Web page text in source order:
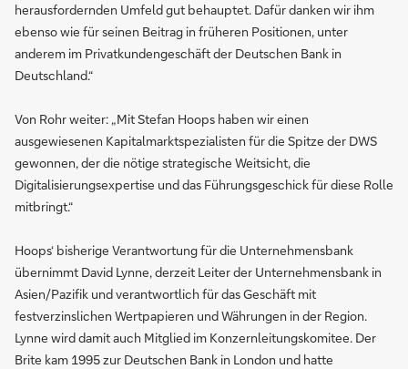
herausfordernden Umfeld gut behauptet. Dafür danken wir ihm
ebenso wie für seinen Beitrag in früheren Positionen, unter
anderem im Privatkundengeschäft der Deutschen Bank in
Deutschland.“
Von Rohr weiter: „Mit Stefan Hoops haben wir einen
ausgewiesenen Kapitalmarkt­spezialisten für die Spitze der DWS
gewonnen, der die nötige strategische Weitsicht, die
Digitalisierungsexpertise und das Führungsgeschick für diese Rolle
mitbringt.“
Hoops‘ bisherige Verantwortung für die Unternehmensbank
übernimmt David Lynne, derzeit Leiter der Unternehmensbank in
Asien/Pazifik und verantwortlich für das Geschäft mit
festverzinslichen Wertpapieren und Währungen in der Region.
Lynne wird damit auch Mitglied im Konzernleitungskomitee. Der
Brite kam 1995 zur Deutschen Bank in London und hatte